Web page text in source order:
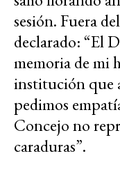
sesión. Fuera
declarado: “El
memoria de mi
institución que
pedimos
Concejo no
caraduras”.